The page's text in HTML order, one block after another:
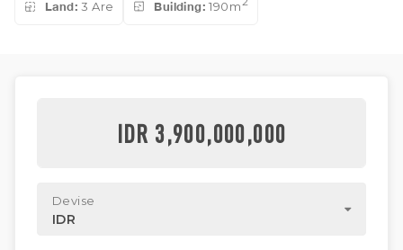
Land: 3 Are Building: 190m
IDR 3,900,000,000
Devise
IDR